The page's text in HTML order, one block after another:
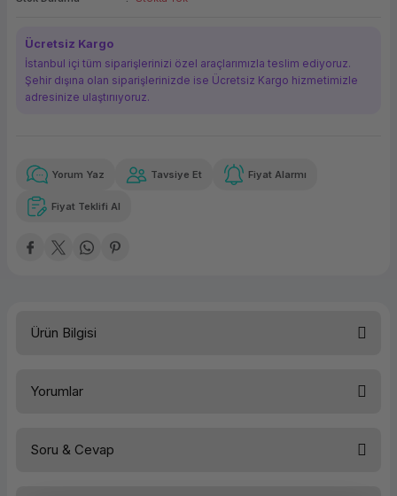
Ücretsiz Kargo
İstanbul içi tüm siparişlerinizi özel araçlarımızla teslim ediyoruz.
Şehir dışına olan siparişlerinizde ise Ücretsiz Kargo hizmetimizle
adresinize ulaştırııyoruz.
Güvenilir Alışveriş
Kolay iade imkanı
15,01 TL
Yorum Yaz Tavsiye Et Fiyat Alarmı
Fiyat Teklifi Al
Ürün Bilgisi
Yorumlar
Soru & Cevap